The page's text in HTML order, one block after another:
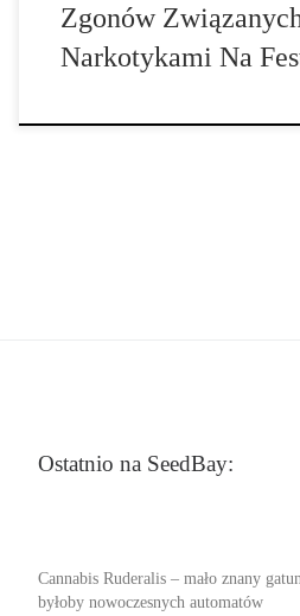
Zgonów
Narkotykami Na
Ostatnio na SeedBay:
Cannabis Ruderalis – mało znany
byłoby nowoczesnych automatów